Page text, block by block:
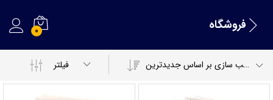
فروشگاه 0
فیلتر مرتب سازی بر اساس جدیدترین